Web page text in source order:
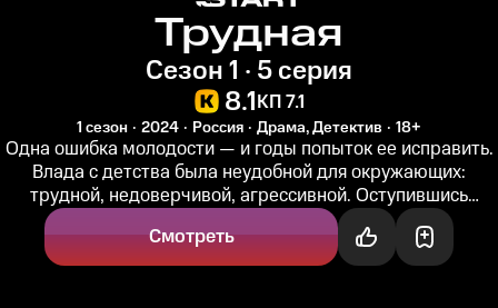
Трудная
Сезон 1 · 5 серия
8.1КП 7.1
1 сезон 2024 Россия Драма, Детектив 18+
Одна ошибка молодости — и годы попыток ее исправить.
Влада с детства была неудобной для окружающих:
трудной, недоверчивой, агрессивной. Оступившись
однажды, девушка отбыла...
Смотреть